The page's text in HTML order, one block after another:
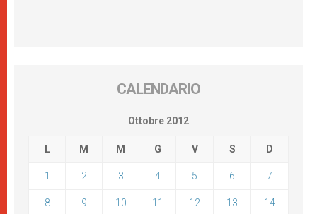
CALENDARIO
Ottobre 2012
L M M G V S D
1 2 3 4 5 6 7
8 9 10 11 12 13 14